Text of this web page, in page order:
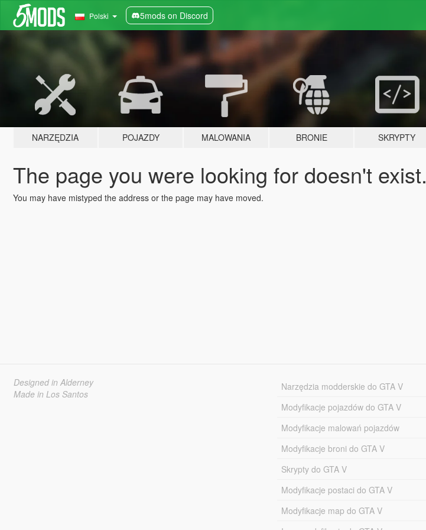
Polski 5mods on Discord
NARZĘDZIA POJAZDY MALOWANIA BRONIE SKRYPTY
The page you were looking for doesn't exist.
You may have mistyped the address or the page may have moved.
Designed in Alderney
Made in Los Santos
Narzędzia modderskie do GTA V
Modyfikacje pojazdów do GTA V
Modyfikacje malowań pojazdów
Modyfikacje broni do GTA V
Skrypty do GTA V
Modyfikacje postaci do GTA V
Modyfikacje map do GTA V